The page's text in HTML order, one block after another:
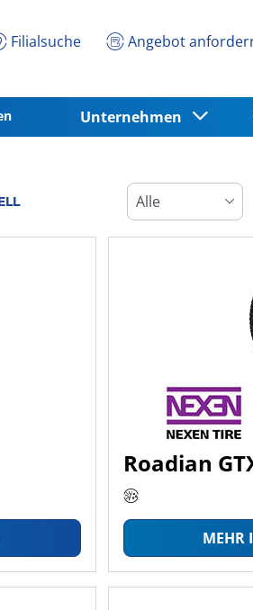
Filialsuche Angebot
Unternehmen
Roadian
MEHR